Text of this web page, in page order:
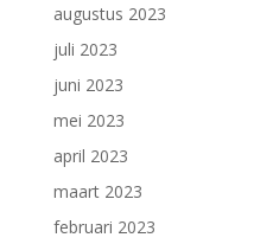
augustus 2023
juli 2023
juni 2023
mei 2023
april 2023
maart 2023
februari 2023